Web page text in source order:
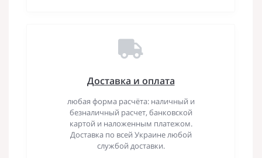
Доставка и оплата
любая форма расчёта: наличный и
безналичный расчет, банковской
картой и наложенным платежом.
Доставка по всей Украине любой
службой доставки.